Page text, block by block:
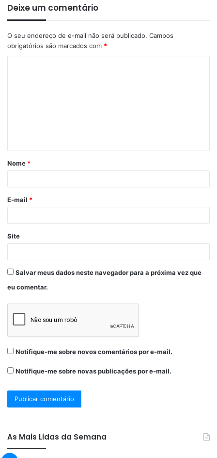
Deixe um comentário
O seu endereço de e-mail não será publicado. Campos
obrigatórios são marcados com *
Nome *
E-mail *
Site
Salvar meus dados neste navegador para a próxima vez que
eu comentar.
Notifique-me sobre novos comentários por e-mail.
Notifique-me sobre novas publicações por e-mail.
As Mais Lidas da Semana